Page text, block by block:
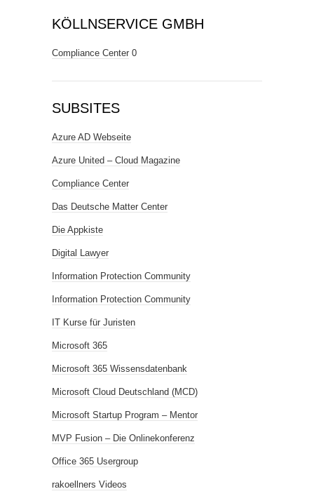
KÖLLNSERVICE GMBH
Compliance Center 0
SUBSITES
Azure AD Webseite
Azure United – Cloud Magazine
Compliance Center
Das Deutsche Matter Center
Die Appkiste
Digital Lawyer
Information Protection Community
Information Protection Community
IT Kurse für Juristen
Microsoft 365
Microsoft 365 Wissensdatenbank
Microsoft Cloud Deutschland (MCD)
Microsoft Startup Program – Mentor
MVP Fusion – Die Onlinekonferenz
Office 365 Usergroup
rakoellners Videos